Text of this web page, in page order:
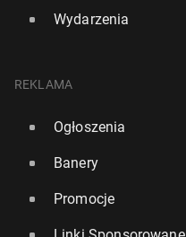
Wydarzenia
REKLAMA
Ogłoszenia
Banery
Promocje